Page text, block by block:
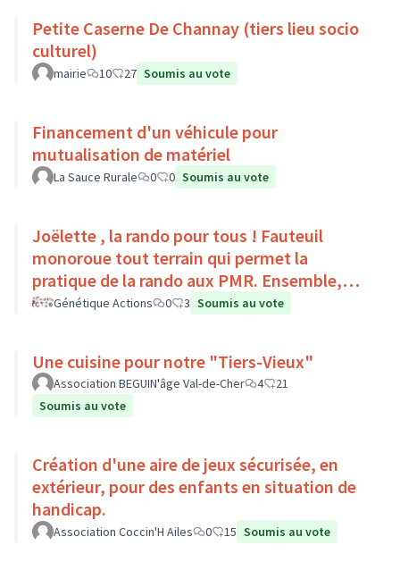
Petite Caserne De Channay (tiers lieu socio
culturel)
mairie 10 27 Soumis au vote
Financement d'un véhicule pour
mutualisation de matériel
La Sauce Rurale 0 0 Soumis au vote
Joëlette , la rando pour tous ! Fauteuil
monoroue tout terrain qui permet la
pratique de la rando aux PMR. Ensemble,
faisons du sport :)
Génétique Actions 0 3 Soumis au vote
Une cuisine pour notre "Tiers-Vieux"
Association BEGUIN'âge Val-de-Cher 4
21
Soumis au vote
Création d'une aire de jeux sécurisée, en
extérieur, pour des enfants en situation de
handicap.
Association Coccin'H Ailes 0 15 Soumis au vote